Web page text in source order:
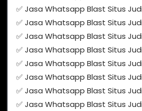
✅ Jasa Whatsapp Blast Situs
✅ Jasa Whatsapp Blast Situs
✅ Jasa Whatsapp Blast Situs
✅ Jasa Whatsapp Blast Situs
✅ Jasa Whatsapp Blast Situs
✅ Jasa Whatsapp Blast Situs
✅ Jasa Whatsapp Blast Situs
✅ Jasa Whatsapp Blast Situs